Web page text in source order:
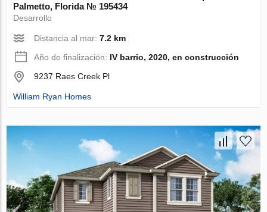
Palmetto, Florida № 195434
Desarrollo
Distancia al mar:7.2 km
Año de finalización: IV barrio, 2020, en construcción
9237 Raes Creek Pl
William Ryan Homes